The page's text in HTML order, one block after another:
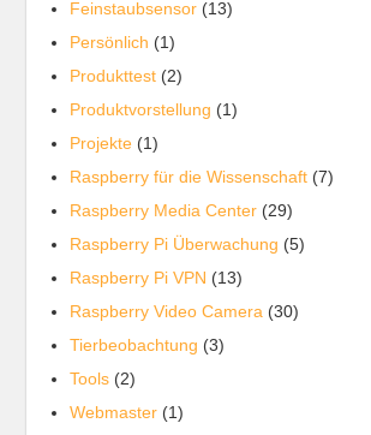
Feinstaubsensor (13)
Persönlich (1)
Produkttest (2)
Produktvorstellung (1)
Projekte (1)
Raspberry für die Wissenschaft (7)
Raspberry Media Center (29)
Raspberry Pi Überwachung (5)
Raspberry Pi VPN (13)
Raspberry Video Camera (30)
Tierbeobachtung (3)
Tools (2)
Webmaster (1)